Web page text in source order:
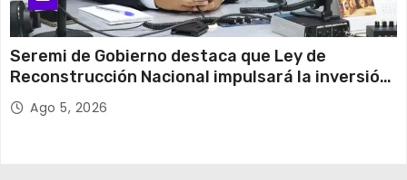
Seremi de Gobierno destaca que Ley de
Reconstrucción Nacional impulsará la inversión
y el empleo en Tarapacá
Ago 5, 2026